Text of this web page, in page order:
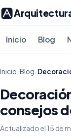
Inicio Blog
Inicio/Blog/
consejos
Actualizado el 15 de